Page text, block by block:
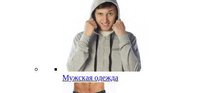
Мужская одежда